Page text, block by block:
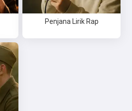
Penjana Lirik Rap